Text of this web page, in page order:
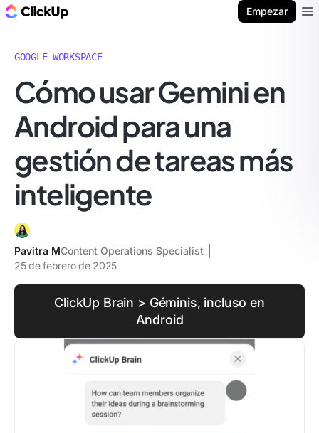
Empezar
GOOGLE WORKSPACE
Cómo usar Gemini en
Android para una
gestión de tareas más
inteligente
Pavitra MContent Operations Specialist
25 de febrero de 2025
ClickUp Brain > Géminis, incluso en
Android